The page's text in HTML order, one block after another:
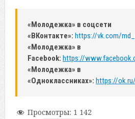
«Молодежка» в соцсети
«ВКонтакте»: https://vk.com/
«Молодежка» в
Facebook: https://
«Молодежка» в
«Одноклассниках»: https://
Просмотры: 1 142